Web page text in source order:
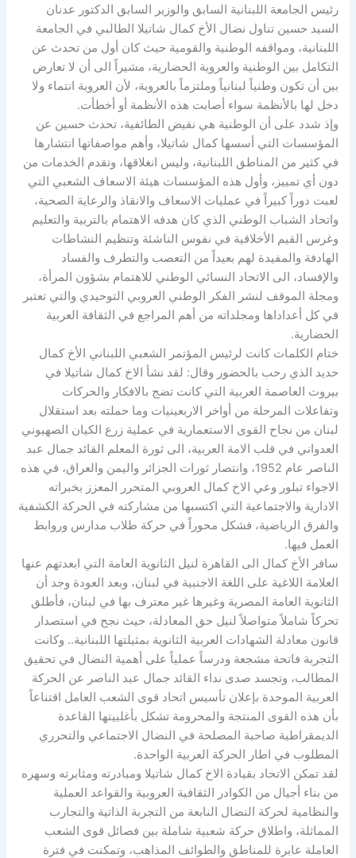
رئيس الجامعة اللبنانية السابق والوزير السابق الدكتور عدنان
السيد حسين تناول نضال الأخ كمال شاتيلا الطالبي في الجامعة
اللبنانية، ومواقفه الوطنية والقومية حيث كان أول من تحدث عن
التكامل بين الوطنية والعروبة الحضارية، مشيراً الى أن لا تعارض
بين أن تكون وطنياً لبنانياً وملتزماً بالعروبة، لأن العروبة انتماء ولا
دخل لها بالأنظمة سواء أصابت هذه الأنظمة أو أخطأت.
وإذ شدد على أن الوطنية هي نقيض الطائفية، تحدث حسين عن
المؤسسات التي أسسها كمال شاتيلا، وأهم مواصفاتها انتشارها
في كثير من المناطق اللبنانية، وليس انغلاقها، وتقدم الخدمات من
دون أي تمييز، وأول هذه المؤسسات هيئة الاسعاف الشعبي التي
لعبت دوراً كبيراً في عمليات الاسعاف والانقاذ والرعاية الصحية،
واتحاد الشباب الوطني الذي كان هدفه الاهتمام بالتربية والتعليم
وغرس القيم الأخلاقية في نفوس الناشئة وتنظيم النشاطات
الهادفة والمفيدة لهم بعيداً من التعصب والتطرف والفساد
والإفساد، الى الاتحاد النسائي الوطني للاهتمام بشؤون المرأة،
ومجلة الموقف لنشر الفكر الوطني العروبي التوحيدي والتي تعتبر
في كل أعداداها ومجلداته من أهم المراجع في الثقافة العربية
الحضارية.
ختام الكلمات كانت لرئيس المؤتمر الشعبي اللبناني الأخ كمال
حديد الذي رحب بالحضور وقال: لقد نشأ الاخ كمال شاتيلا في
بيروت العاصمة العربية التي كانت تضج بالافكار والحركات
وتفاعلات المرحلة من أواخر الاربعينيات وما حملته بعد استقلال
لبنان من نجاح القوى الاستعمارية في عملية زرع الكيان الصهيوني
العدواني في قلب الامة العربية، الى ثورة المعلم القائد جمال عبد
الناصر عام 1952، وانتصار ثورات الجزائر واليمن والعراق، في هذه
الاجواء تبلور وعي الاخ كمال العروبي المتحرر المعزز بخبراته
الادارية والاجتماعية التي اكتسبها من مشاركته في الحركة الكشفية
والفرق الرياضية، فشكل محوراً في حركة طلاب مدارس وروابط
العمل فيها.
سافر الأخ كمال الى القاهرة لنيل الثانوية العامة التي ابعدتهم عنها
العلامة اللاغية على اللغة الاجنبية في لبنان، وبعد العودة وجد أن
الثانوية العامة المصرية وغيرها غير معترف بها في لبنان، فأطلق
تحركاً شاملاً متواصلاً لنيل حق المعادلة، حيث نجح في استصدار
قانون معادلة الشهادات العربية الثانوية بمثيلتها اللبنانية.. وكانت
التجربة فاتحة مشجعة ودرساً عملياً على أهمية النضال في تحقيق
المطالب، وتجسد صدى نداء القائد جمال عبد الناصر عن الحركة
العربية الموحدة بإعلان تأسيس اتحاد قوى الشعب العامل اقتناعاً
بأن هذه القوى المنتجة والمحرومة تشكل بأغلبيتها القاعدة
الديمقراطية صاحبة المصلحة في النضال الاجتماعي والتحرري
المطلوب في اطار الحركة العربية الواحدة.
لقد تمكن الاتحاد بقيادة الاخ كمال شاتيلا ومبادرته ومثابرته وسهره
من بناء أجيال من الكوادر الثقافية العروبية والقواعد العملية
والنظامية لحركة النضال النابعة من التجربة الذاتية والتجارب
المماثلة، واطلاق حركة شعبية شاملة بين فصائل قوى الشعب
العاملة عابرة للمناطق والطوائف المذاهب، وتمكنت في فترة